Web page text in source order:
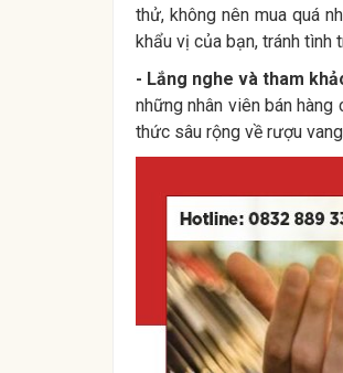
thử, không nên mua quá
khẩu vị của bạn, tránh tình
- Lắng nghe và tham
những nhân viên bán
thức sâu rộng về rượu